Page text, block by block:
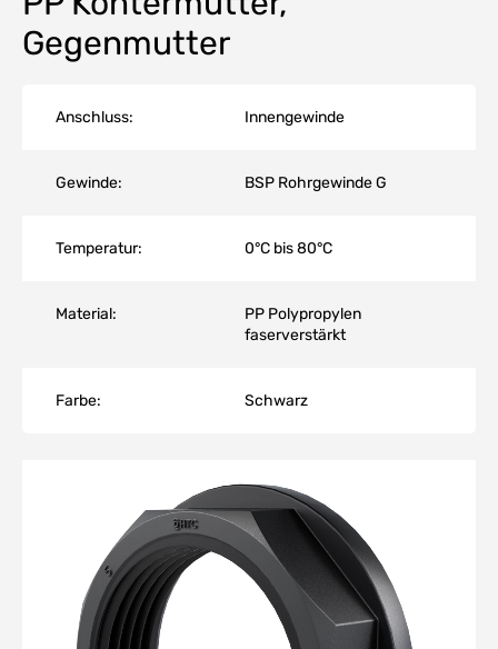
Gegenmutter
Anschluss: Innengewinde
Gewinde: BSP Rohrgewinde G
Temperatur: 0°C bis 80°C
Material:
PP Polypropylen
faserverstärkt
Farbe: Schwarz